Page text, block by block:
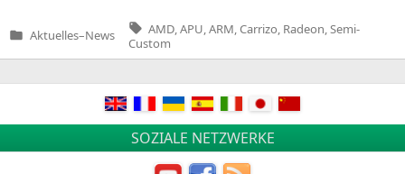
Veröffentlicht
Aktuelles–News
Tags:
AMD APU ARM Carrizo Radeon Semi-
Custom
SOZIALE NETZWERKE